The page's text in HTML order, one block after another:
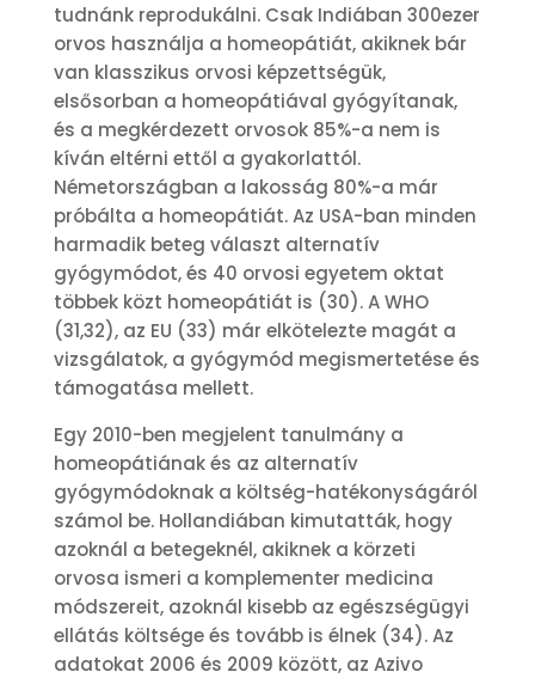
tudnánk reprodukálni. Csak Indiában 300ezer
orvos használja a homeopátiát, akiknek bár
van klasszikus orvosi képzettségük,
elsősorban a homeopátiával gyógyítanak,
és a megkérdezett orvosok 85%-a nem is
kíván eltérni ettől a gyakorlattól.
Németországban a lakosság 80%-a már
próbálta a homeopátiát. Az USA-ban minden
harmadik beteg választ alternatív
gyógymódot, és 40 orvosi egyetem oktat
többek közt homeopátiát is (30). A WHO
(31,32), az EU (33) már elkötelezte magát a
vizsgálatok, a gyógymód megismertetése és
támogatása mellett.
Egy 2010-ben megjelent tanulmány a
homeopátiának és az alternatív
gyógymódoknak a költség-hatékonyságáról
számol be. Hollandiában kimutatták, hogy
azoknál a betegeknél, akiknek a körzeti
orvosa ismeri a komplementer medicina
módszereit, azoknál kisebb az egészségügyi
ellátás költsége és tovább is élnek (34). Az
adatokat 2006 és 2009 között, az Azivo